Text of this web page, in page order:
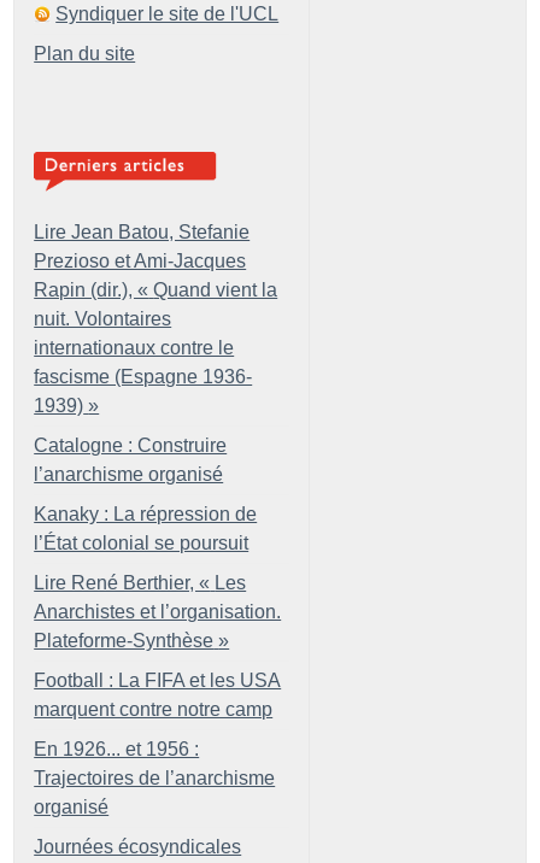
Syndiquer le site de l'UCL
Plan du site
Lire Jean Batou, Stefanie
Prezioso et Ami-Jacques
Rapin (dir.), « Quand vient la
nuit. Volontaires
internationaux contre le
fascisme (Espagne 1936-
1939) »
Catalogne : Construire
l’anarchisme organisé
Kanaky : La répression de
l’État colonial se poursuit
Lire René Berthier, « Les
Anarchistes et l’organisation.
Plateforme-Synthèse »
Football : La FIFA et les USA
marquent contre notre camp
En 1926... et 1956 :
Trajectoires de l’anarchisme
organisé
Journées écosyndicales